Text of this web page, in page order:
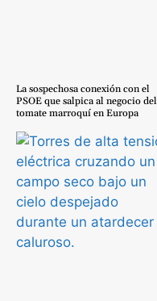
La sospechosa conexión con el
PSOE que salpica al negocio del
tomate marroquí en Europa